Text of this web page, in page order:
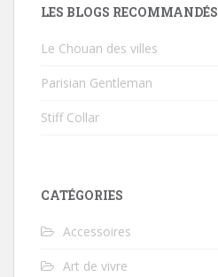
LES BLOGS RECOMMANDÉS
Le Chouan des villes
Parisian Gentleman
Stiff Collar
CATÉGORIES
Accessoires
Art de vivre